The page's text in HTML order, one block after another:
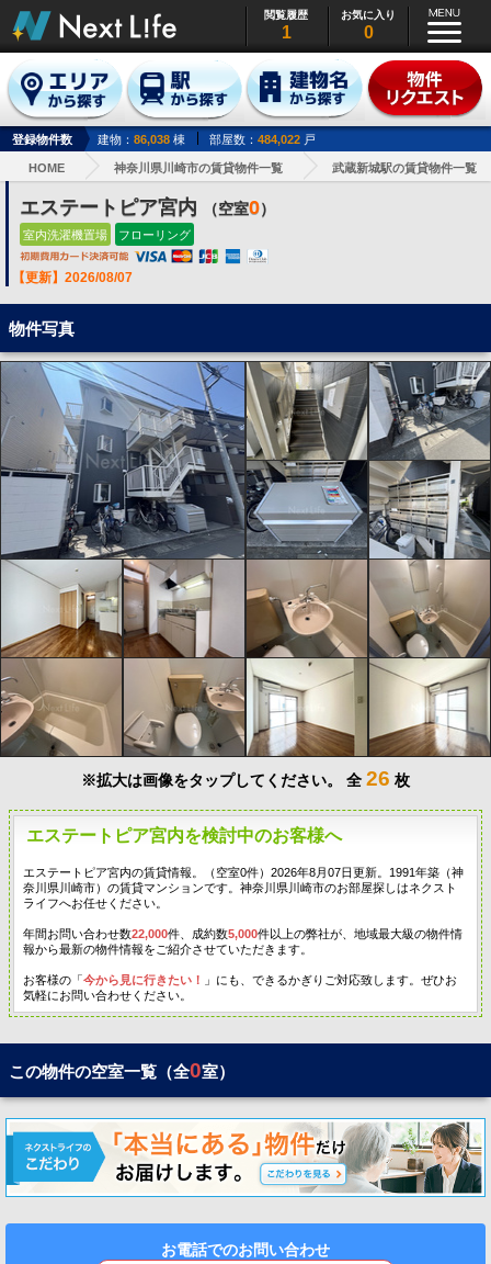
閲覧履歴
1
お気に入り
0
登録物件数 建物： 86,038 棟 部屋数： 484,022 戸
HOME 神奈川県川崎市の賃貸物件一覧 武蔵新城駅の賃貸物件一覧
エステートピア宮内 （空室0）
室内洗濯機置場 フローリング
【更新】2026/08/07
物件写真
※拡大は画像をタップしてください。 全 26 枚
エステートピア宮内を検討中のお客様へ
エステートピア宮内の賃貸情報。（空室0件）2026年8月07日更新。1991年築（神
奈川県川崎市）の賃貸マンションです。神奈川県川崎市のお部屋探しはネクスト
ライフへお任せください。
年間お問い合わせ数22,000件、成約数5,000件以上の弊社が、地域最大級の物件情
報から最新の物件情報をご紹介させていただきます。
お客様の「今から見に行きたい！
」にも、できるかぎりご対応致します。ぜひお
気軽にお問い合わせください。
この物件の空室一覧（全0室）
お電話でのお問い合わせ